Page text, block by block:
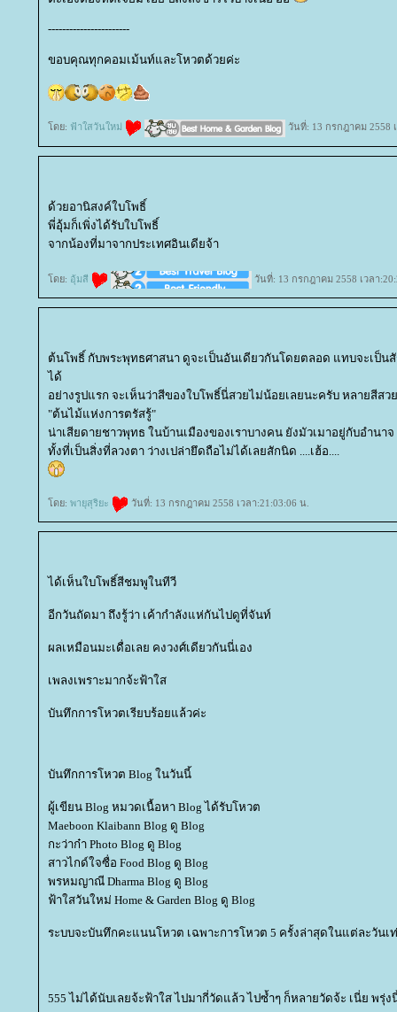
-----------------------
ขอบคุณทุกคอมเม้นท์และโหวตด้วยค่ะ
ดย: ฟ้าใสวันใหม่ วันที่: 13 กรกฎาคม 2558
ด้วยอานิสงค์ใบโพธิ์
พี่อุ้มก็เพิ่งได้รับใบโพธิ์
จากน้องที่มาจากประเทศอินเดียจ้า
ดย: อุ้มสี วันที่: 13 กรกฎาคม 2558 เวลา
ต้นโพธิ์ กับพระพุทธศาสนา ดูจะเป็นอันเดียวกันโดยตลอด แทบจะเป็
ได้
อย่างรูปแรก จะเห็นว่าสีของใบโพธิ์นี่สวยไม่น้อยเลยนะครับ หลายสีสว
"ต้นไม้แห่งการตรัสรู้"
น่าเสียดายชาวพุทธ ในบ้านเมืองของเราบางคน ยังมัวเมาอยู่กับอำนาจ
ทั้งที่เป็นสิ่งที่ลวงตา ว่างเปล่ายึดถือไม่ได้เลยสักนิด ....เฮ้อ....
ดย: พายุสุริยะ วันที่: 13 กรกฎาคม 2558 เวลา:21:03:06 น.
ได้เห็นใบโพธิ์สีชมพูในทีวี
อีกวันถัดมา ถึงรู้ว่า เค้ากำลังแห่กันไปดูที่จันท์
ผลเหมือนมะเดื่อเลย คงวงศ์เดียวกันนี่เอง
เพลงเพราะมากจ้ะฟ้าใส
บันทึกการโหวตเรียบร้อยแล้วค่ะ
บันทึกการโหวต Blog ในวันนี้
ผู้เขียน Blog หมวดเนื้อหา Blog ได้รับโหวต
Maeboon Klaibann Blog ดู Blog
กะว่าก๋า Photo Blog ดู Blog
สาวไกด์ใจซื่อ Food Blog ดู Blog
พรหมญาณี Dharma Blog ดู Blog
ฟ้าใสวันใหม่ Home & Garden Blog ดู Blog
ระบบจะบันทึกคะแนนโหวต เฉพาะการโหวต 5 ครั้งล่าสุดในแต่ละวันเ
555 ไม่ได้นับเลยจ้ะฟ้าใส ไปมากี่วัดแล้ว ไปซ้ำๆ ก็หลายวัดจ้ะ เนี่ย พรุ่